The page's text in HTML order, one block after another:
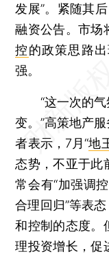
发展”。紧随其
融资公告。市场
控的政策思路
强。
“这一次的气
变。”高策地产
者表示，7月“地
态势，不亚于此
常会有“加强调
合理回归”等表
和控制的态度。
理投资增长，促